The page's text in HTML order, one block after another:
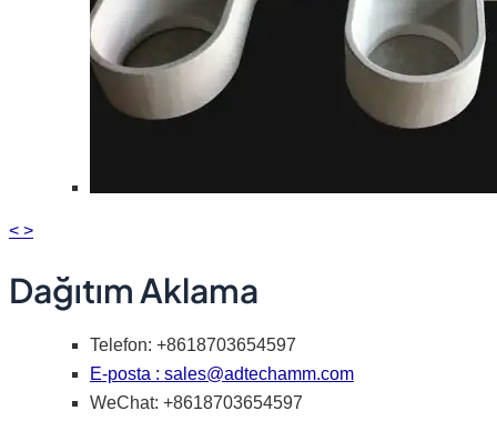
< >
Dağıtım Aklama
Telefon: +8618703654597
E-posta : sales@adtechamm.com
WeChat: +8618703654597